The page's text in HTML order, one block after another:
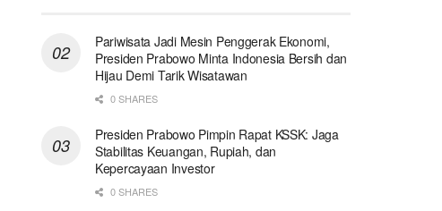
Pariwisata Jadi Mesin Penggerak Ekonomi,
Presiden Prabowo Minta Indonesia Bersih dan
Hijau Demi Tarik Wisatawan
0 SHARES
Presiden Prabowo Pimpin Rapat KSSK: Jaga
Stabilitas Keuangan, Rupiah, dan
Kepercayaan Investor
0 SHARES